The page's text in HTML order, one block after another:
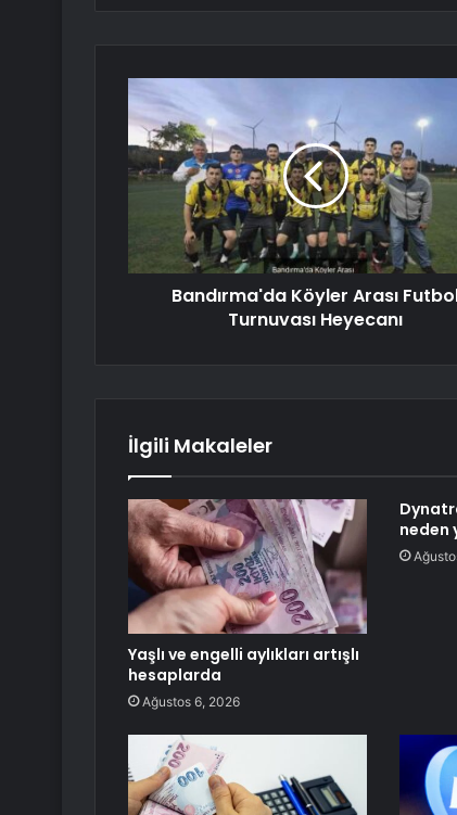
Bandırma'da Köyler Arası
Turnuvası Heyecanı
İlgili Makaleler
Yaşlı ve engelli aylıkları artışlı
hesaplarda
Ağustos 6, 2026
neden